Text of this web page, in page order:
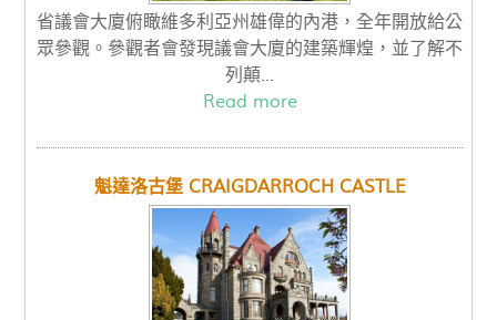
省議會大廈俯瞰維多利亞州雄偉的內港，全年開放給公
眾參觀。參觀者會發現議會大廈的建築輝煌，並了解不
列顛...
Read more
魁達洛古堡 CRAIGDARROCH CASTLE